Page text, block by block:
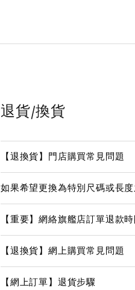
退貨/換貨
【退換貨】門店購買常見問題
如果希望更換為特別尺碼或長
【重要】網絡旗艦店訂單退款時
【退換貨】網上購買常見問題
【網上訂單】退貨步驟